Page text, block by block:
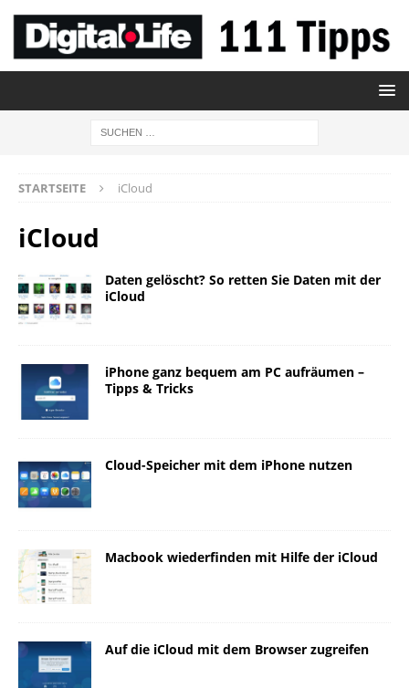
STARTSEITE iCloud
iCloud
Daten gelöscht? So retten Sie Daten mit der
iCloud
iPhone ganz bequem am PC aufräumen –
Tipps & Tricks
Cloud-Speicher mit dem iPhone nutzen
Macbook wiederfinden mit Hilfe der iCloud
Auf die iCloud mit dem Browser zugreifen